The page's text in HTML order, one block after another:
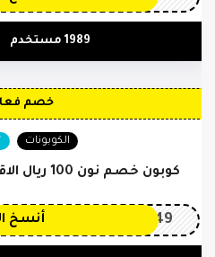
1989 مستخدم
خصم
الكوبونات
كوبون خصم نون 100 ريال الاقوي من Noon فى 2023
OP149 أنسخ